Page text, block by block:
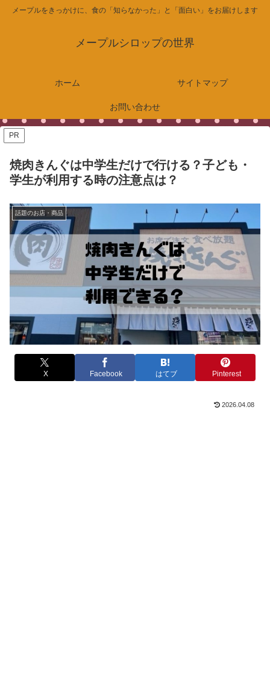
メープルをきっかけに、食の「知らなかった」と「面白い」をお届けします
メープルシロップの世界
ホーム サイトマップ
お問い合わせ
PR
焼肉きんぐは中学生だけで行ける？子ども・
学生が利用する時の注意点は？
話題のお店・商品
X Facebook はてブ Pinterest
2026.04.08